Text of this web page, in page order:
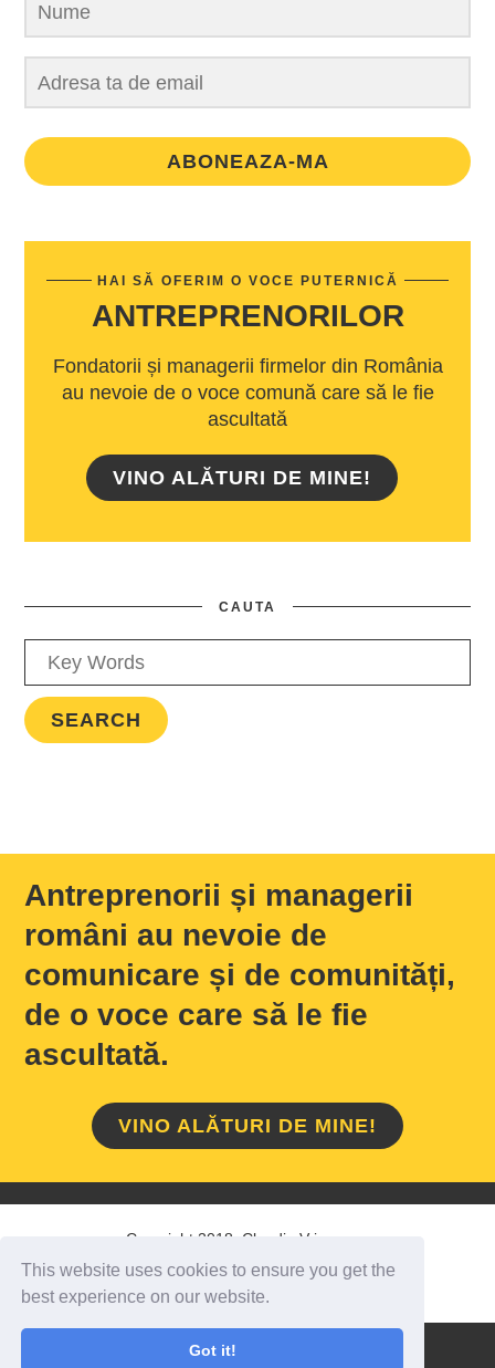
This website uses cookies to ensure you get the
best experience on our website.
Got it!
ABONEAZA-MA
HAI SĂ OFERIM O VOCE PUTERNICĂ
ANTREPRENORILOR
Fondatorii și managerii firmelor din România
au nevoie de o voce comună care să le fie
ascultată
VINO ALĂTURI DE MINE!
CAUTA
Antreprenorii și managerii
români au nevoie de
comunicare și de comunități,
de o voce care să le fie
ascultată.
VINO ALĂTURI DE MINE!
Copyright 2018 Claudiu Vrinceanu
HOME / DESPRE MINE CONTACT